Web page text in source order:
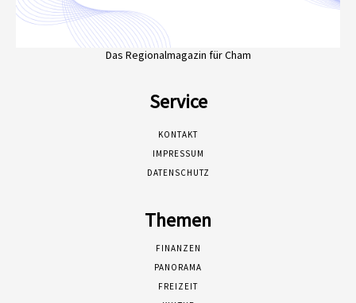
Das Regionalmagazin für Cham
Service
KONTAKT
IMPRESSUM
DATENSCHUTZ
Themen
FINANZEN
PANORAMA
FREIZEIT